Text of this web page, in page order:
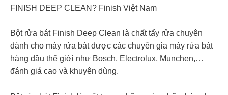
FINISH DEEP CLEAN? Finish Việt Nam
Bột rửa bát Finish Deep Clean là chất tẩy rửa chuyên
dành cho máy rửa bát được các chuyên gia máy rửa bát
hàng đầu thế giới như Bosch, Electrolux, Munchen,…
đánh giá cao và khuyên dùng.